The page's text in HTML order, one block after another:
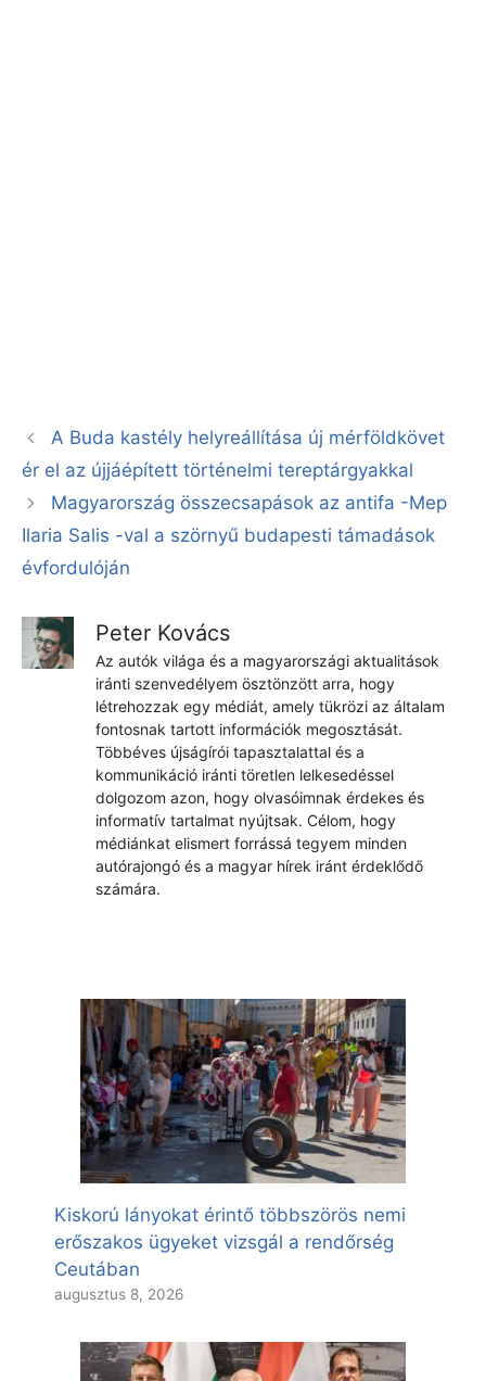
A Buda kastély helyreállítása új mérföldkövet
ér el az újjáépített történelmi tereptárgyakkal
Magyarország összecsapások az antifa -Mep
Ilaria Salis -val a szörnyű budapesti támadások
évfordulóján
Peter Kovács
Az autók világa és a magyarországi aktualitások
iránti szenvedélyem ösztönzött arra, hogy
létrehozzak egy médiát, amely tükrözi az általam
fontosnak tartott információk megosztását.
Többéves újságírói tapasztalattal és a
kommunikáció iránti töretlen lelkesedéssel
dolgozom azon, hogy olvasóimnak érdekes és
informatív tartalmat nyújtsak. Célom, hogy
médiánkat elismert forrássá tegyem minden
autórajongó és a magyar hírek iránt érdeklődő
számára.
Kiskorú lányokat érintő többszörös nemi
erőszakos ügyeket vizsgál a rendőrség
Ceutában
augusztus 8, 2026